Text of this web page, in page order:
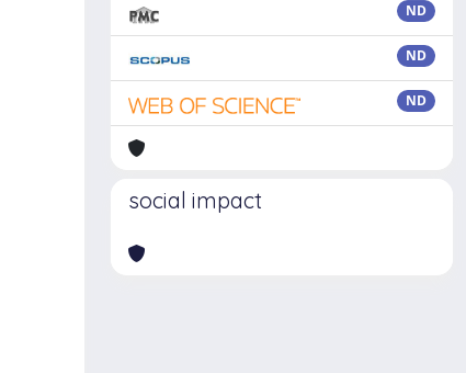
ND
ND
ND
social impact